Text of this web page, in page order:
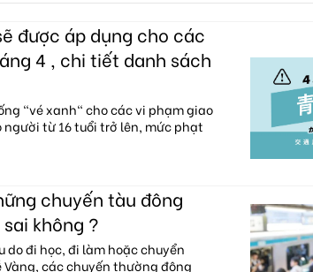
được áp dụng cho các
4 , chi tiết danh sách
"vé xanh" cho các vi phạm giao
từ 16 tuổi trở lên, mức phạt
chuyến tàu đông
không ?
đi học, đi làm hoặc chuyển
các chuyến thường đông